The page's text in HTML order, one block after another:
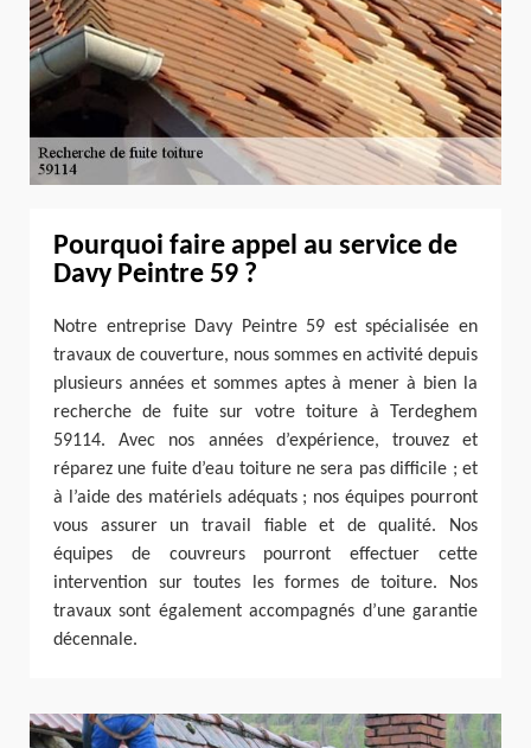
Pourquoi faire appel au service de
Davy Peintre 59 ?
Notre entreprise Davy Peintre 59 est spécialisée en
travaux de couverture, nous sommes en activité depuis
plusieurs années et sommes aptes à mener à bien la
recherche de fuite sur votre toiture à Terdeghem
59114. Avec nos années d’expérience, trouvez et
réparez une fuite d’eau toiture ne sera pas difficile ; et
à l’aide des matériels adéquats ; nos équipes pourront
vous assurer un travail fiable et de qualité. Nos
équipes de couvreurs pourront effectuer cette
intervention sur toutes les formes de toiture. Nos
travaux sont également accompagnés d’une garantie
décennale.